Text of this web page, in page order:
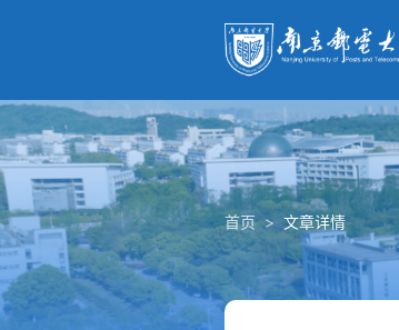
首页 > 文章详情